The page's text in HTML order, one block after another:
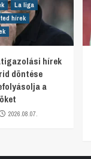
La liga
hírek
hírek
döntése
a
2026.08.07.